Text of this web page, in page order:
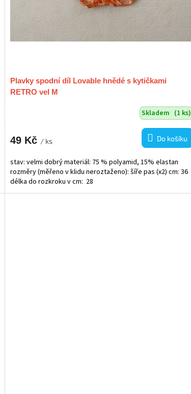
Plavky spodní díl Lovable hnědé s kytičkami
RETRO vel M
Skladem (1 ks)
49 Kč / ks Do košíku
stav: velmi dobrý materiál: 75 % polyamid, 15% elastan
rozměry (měřeno v klidu neroztaženo): šíře pas (x2) cm: 36
délka do rozkroku v cm: 28